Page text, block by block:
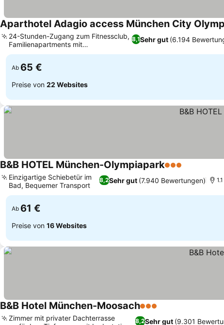
Aparthotel Adagio access München City
8,1Sehr gut (6.194
24-Stunden-Zugang zum Fitnessclub,
Familienapartments mit
Verbindungstüren
Ab 65 €
Preise von 22 Websites
B&B HOTEL München-Olympiapark3 Sterne
8,2Sehr gut (7.940 Bewertungen)
Einzigartige Schiebetür im
Bad, Bequemer Transport
Ab 61 €
Preise von 16 Websites
B&B Hotel München-Moosach3 Sterne
8,2Sehr gut (9.301
Zimmer mit privater Dachterrasse